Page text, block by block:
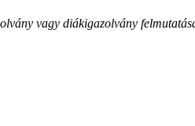
vagy diákigazolvány